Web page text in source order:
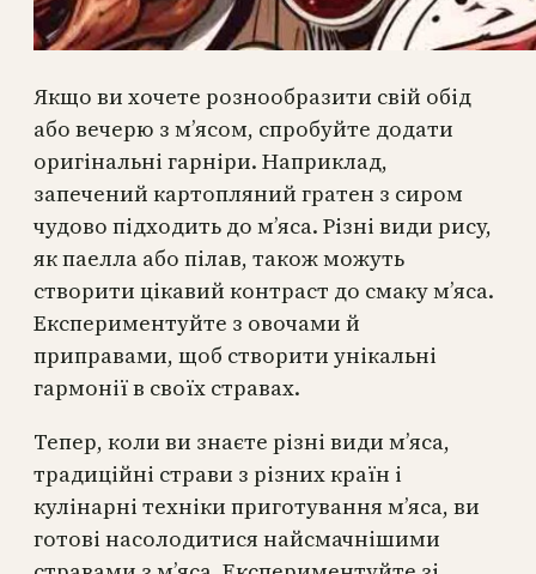
Якщо ви хочете рознообразити свій обід
або вечерю з м’ясом, спробуйте додати
оригінальні гарніри. Наприклад,
запечений картопляний гратен з сиром
чудово підходить до м’яса. Різні види рису,
як паелла або пілав, також можуть
створити цікавий контраст до смаку м’яса.
Експериментуйте з овочами й
приправами, щоб створити унікальні
гармонії в своїх стравах.
Тепер, коли ви знаєте різні види м’яса,
традиційні страви з різних країн і
кулінарні техніки приготування м’яса, ви
готові насолодитися найсмачнішими